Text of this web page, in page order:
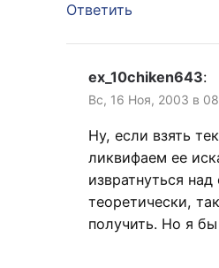
Ответить
ex_10chiken643:
Вс, 16 Ноя, 2003 в
Ну, если взять
ликвифаем ее
извратнуться
теоретически,
получить. Но я бы